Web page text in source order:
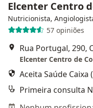
Elcenter Centro
Nutricionista,
57 opiniões
Rua Portugal, 290,
Elcenter Centro de
Aceita Saúde Caixa
Primeira consulta